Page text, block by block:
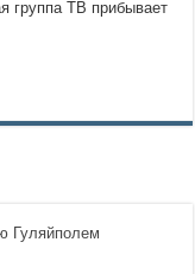
группа ТВ прибывает